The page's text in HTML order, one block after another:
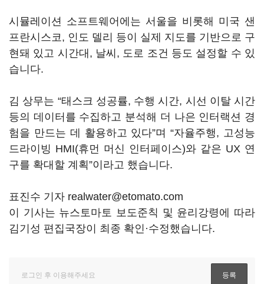
시뮬레이션 소프트웨어에는 서울을 비롯해 미국 샌
프란시스코, 인도 델리 등이 실제 지도를 기반으로 구
현돼 있고 시간대, 날씨, 도로 조건 등도 설정할 수 있
습니다.
김 상무는 “태스크 성공률, 수행 시간, 시선 이탈 시간
등의 데이터를 수집하고 분석해 더 나은 인터랙션 경
험을 만드는 데 활용하고 있다”며 “자율주행, 고성능
드라이빙 HMI(휴먼 머신 인터페이스)와 같은 UX 연
구를 확대할 계획”이라고 했습니다.
표진수 기자 realwater@etomato.com
이 기사는 뉴스토마토 보도준칙 및 윤리강령에 따라
김기성 편집국장이 최종 확인·수정했습니다.